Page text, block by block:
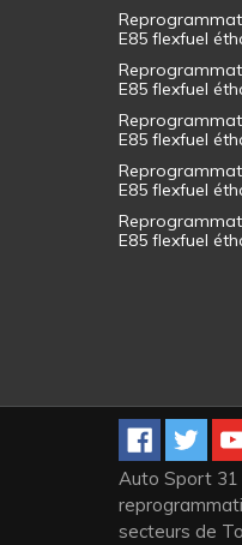
E85 flexfuel
E85 flexfuel
E85 flexfuel
E85 flexfuel
E85 flexfuel
Auto Sport 31
secteurs de